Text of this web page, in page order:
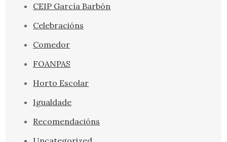
CEIP García Barbón
Celebracións
Comedor
FOANPAS
Horto Escolar
Igualdade
Recomendacións